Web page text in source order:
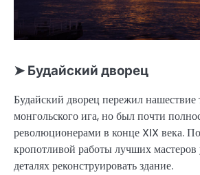
➤ Будайский дворец
Будайский дворец пережил нашествие
монгольского ига, но был почти
революционерами в конце XIX века.
кропотливой работы лучших
деталях реконструировать здание.